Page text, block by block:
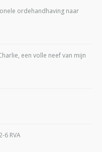
ordehandhaving naar
een volle neef van mijn
6 RVA